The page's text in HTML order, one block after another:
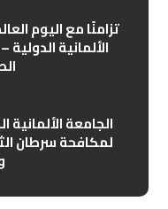
تزامنًا مع اليوم
الألمانية
الجامعة
لمكافحة سرطان